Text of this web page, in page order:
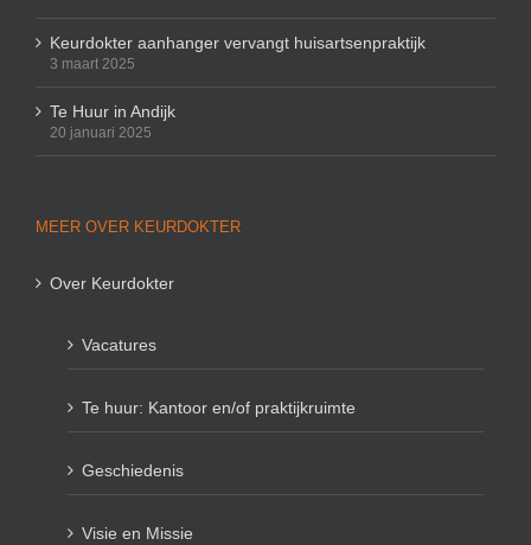
Keurdokter aanhanger vervangt huisartsenpraktijk
3 maart 2025
Te Huur in Andijk
20 januari 2025
MEER OVER KEURDOKTER
Over Keurdokter
Vacatures
Te huur: Kantoor en/of praktijkruimte
Geschiedenis
Visie en Missie